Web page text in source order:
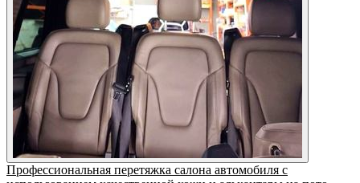
Профессиональная перетяжка салона автомобиля с